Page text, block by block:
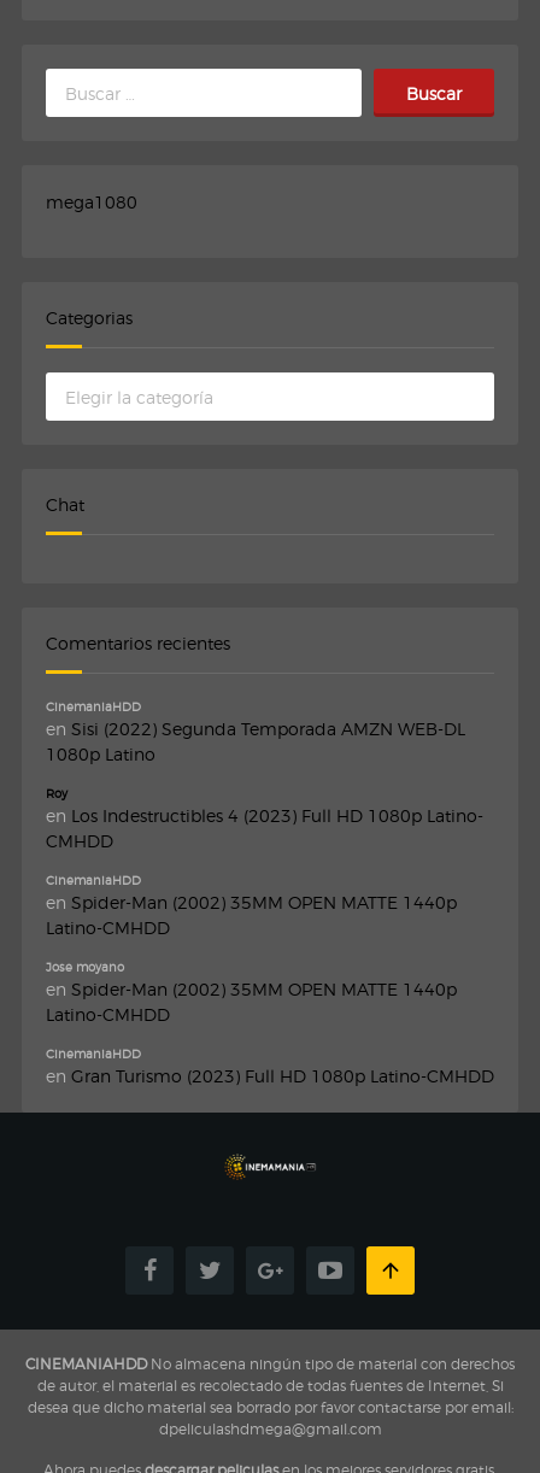
mega1080
Categorias
Chat
Comentarios recientes
CinemaniaHDD
en Sisi (2022) Segunda Temporada AMZN WEB-DL
1080p Latino
Roy
en Los Indestructibles 4 (2023) Full HD 1080p Latino-
CMHDD
CinemaniaHDD
en Spider-Man (2002) 35MM OPEN MATTE 1440p
Latino-CMHDD
Jose moyano
en Spider-Man (2002) 35MM OPEN MATTE 1440p
Latino-CMHDD
CinemaniaHDD
en Gran Turismo (2023) Full HD 1080p Latino-CMHDD
CINEMANIAHDDNo almacena ningún tipo de material con derechos
de autor, el material es recolectado de todas fuentes de Internet, Si
desea que dicho material sea borrado por favor contactarse por email:
dpeliculashdmega@gmail.com